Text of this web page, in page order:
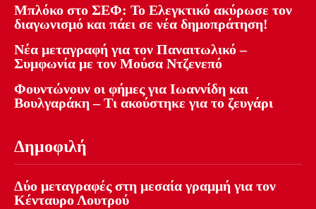
Μπλόκο στο ΣΕΦ: Το Ελεγκτικό ακύρωσε τον
διαγωνισμό και πάει σε νέα δημοπράτηση!
Νέα μεταγραφή για τον Παναιτωλικό –
Συμφωνία με τον Μούσα Ντζενεπό
Φουντώνουν οι φήμες για Ιωαννίδη και
Βουλγαράκη – Τι ακούστηκε για το ζευγάρι
Δημοφιλή
Δύο μεταγραφές στη μεσαία γραμμή για τον
Κένταυρο Λουτρού